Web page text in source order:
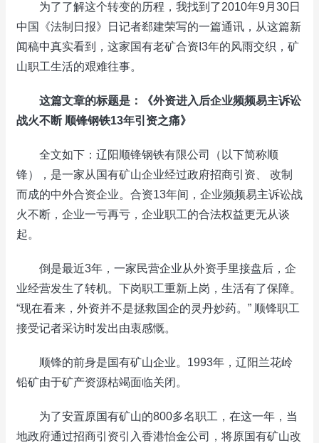
为了了解这个转变的历程，我找到了2010年9月30日
中国《法制日报》日记者郄建荣写的一篇通讯，从这篇新
闻稿中真实看到，这家国有老矿合资I3年的风雨交织，矿
山职工生活的艰难往事。
这篇文章的标题是：《外资进入后企业频频易主诉讼
战火不断 顺锋钢铁13年引资之痛》
全文如下：辽阳顺锋钢铁有限公司（以下简称顺
锋），是一家从国有矿山企业经过政府招商引资、 改制
而成的中外合资企业。合资13年间，企业频频易主诉讼战
火不断，企业一亏再亏，企业职工的合法权益更无从谈
起。
倒是最近3年，一家民营企业从外资手里接盘后，企
业经营发生了转机。下岗职工重新上岗，生活有了保障。
“现在看来，外资并不是拯救国企的灵丹妙药。” 顺锋职工
接受记者采访时发出由衷感慨。
顺锋的前身是国有矿山企业。1993年，辽阳兰花岭
铅矿由于矿产资源枯竭面临关闭。
为了安置原国有矿山的800多名职工，在这一年，当
地政府通过招商引资引入香港怡金公司，将原国有矿山改